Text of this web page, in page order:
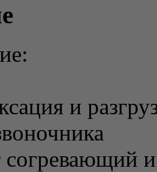
и
согревающий